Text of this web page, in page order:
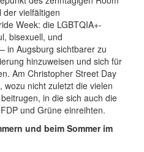
der vielfältigen
Week: die LGBTQIA+-
bisexuell, und
in Augsburg sichtbarer zu
hinzuweisen und sich für
Am Christopher Street Day
nicht zuletzt die vielen
in die sich auch die
und Grüne einreihten.
und beim Sommer im